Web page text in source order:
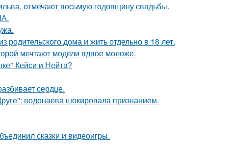
отмечают восьмую годовщину свадьбы.
дома и жить отдельно в 18 лет.
мечтают модели вдвое моложе.
Кейси и Нейта?
сердце.
водонаева шокировала признанием.
сказки и видеоигры.